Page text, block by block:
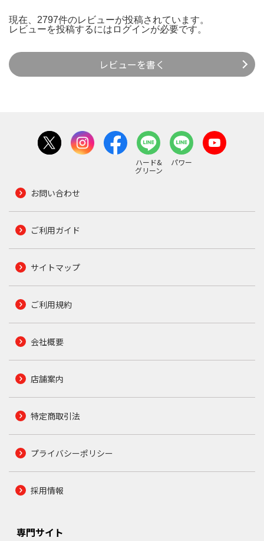
現在、2797件のレビューが投稿されています。
レビューを投稿するには ログインが必要です。
レビューを書く
ハード&
グリーン
パワー
お問い合わせ
ご利用ガイド
サイトマップ
ご利用規約
会社概要
店舗案内
特定商取引法
プライバシーポリシー
採用情報
専門サイト